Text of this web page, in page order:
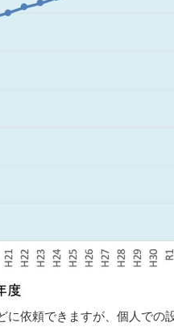
依頼できますが、個人での